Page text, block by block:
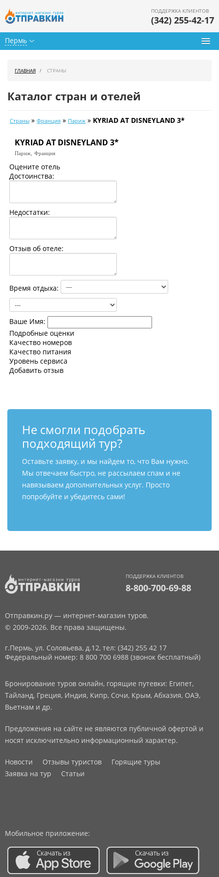
Пермь
ПОДДЕРЖКА КЛИЕНТОВ
(342) 255-42-17
Календарь туров
Цены дня
Страны
ГЛАВНАЯ СТРАНЫ
Каталог стран и отелей
Страны » Франция » Париж » KYRIAD AT DISNEYLAND 3*
KYRIAD AT DISNEYLAND 3*
Париж, Франция
Оцените отель
Достоинства:
Недостатки:
Отзыв об отеле:
Время отдыха:
Ваше Имя:
Подробные оценки
Качество номеров
Качество питания
Уровень сервиса
Добавить отзыв
Не смогли подобрать
подходящий тур?
Оставьте заявку, и мы найдем то, что Вам нужно.
Мы отвечаем быстро, не рассылаем спам и не
навязываем дополнительных услуг. Просто
попробуйте и убедитесь сами!
ПОДДЕРЖКА КЛИЕНТОВ
8-800-700-69-88
Отправкин.ру — интернет-магазин туров.
© 2009-2026. Все права защищены.
г.Пермь, ул. Соловьева, д.12, тел: (342) 255 42 17
Федеральный номер: 8 800 700 6988 (звонок бесплатный)
Бронирование туров онлайн, горящие путевки: Египет,
Тайланд, Греция, Индия, Кипр, Сочи, Крым, Абхазия, ОАЭ,
Вьетнам и др.
Предложения на сайте не являются публичной офертой и
носят исключительно информационный характер.
Новости Отзывы туристов
Горящие туры
Заявка на тур
Статьи
Мобильное приложение: